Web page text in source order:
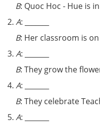
B: Quoc Hoc - Hue is
2. A: _______
B: Her classroom is
3. A: _______
B: They grow the
4. A: _______
B: They celebrate
5. A: _______